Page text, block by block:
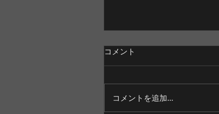
コメント
コメントを追加…